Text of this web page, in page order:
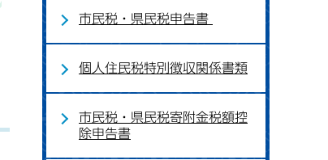
市民税・県民税申告書
個人住民税特別徴収関係書類
市民税・県民税寄附金税額控
除申告書